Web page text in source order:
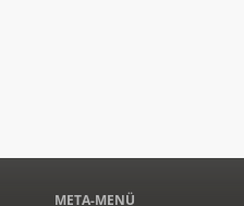
META-MENÜ